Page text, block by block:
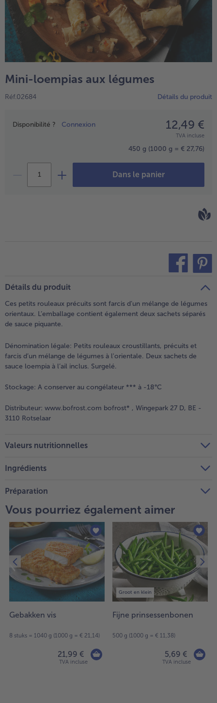
High Protein
TousHigh Protein
Veggie & Vegan
TousVeggie & Vegan
- € 5 à l’achat de 7 plats au choix
Mini-loempias aux légumes
Réf.02684 Détails du produit
Prix
Disponibilité ? Connexion 12,49 €
TVA incluse
450 g (1000 g = € 27,76)
Dans le panier
Détails du produit
Ces petits rouleaux précuits sont farcis d’un mélange de légumes
orientaux. L’emballage contient également deux sachets séparés
de sauce piquante.
Dénomination légale: Petits rouleaux croustillants, précuits et
farcis d’un mélange de légumes à l'orientale. Deux sachets de
sauce loempia à l’ail inclus. Surgelé.
Stockage: A conserver au congélateur *** à -18°C
Distributeur: www.bofrost.com bofrost* , Wingepark 27 D, BE -
3110 Rotselaar
Valeurs nutritionnelles
Ingrédients
Préparation
Vous pourriez également aimer
Gebakken vis
8 stuks = 1040 g (1000 g = € 21,14)
21,99 €
TVA incluse
Groot en klein
Fijne prinsessenbonen
500 g (1000 g = € 11,38)
5,69 €
TVA incluse